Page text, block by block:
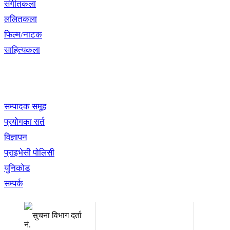
संगीतकला
ललितकला
फिल्म/नाटक
साहित्यकला
सम्पादक समूह
प्रयोगका सर्त
विज्ञापन
प्राइभेसी पोलिसी
युनिकोड
सम्पर्क
सुचना विभाग दर्ता
नं.